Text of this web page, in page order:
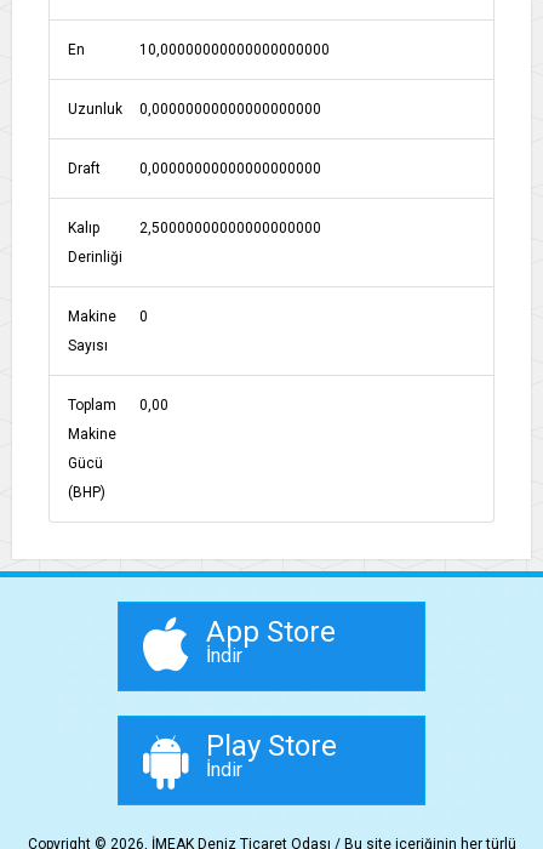
En 10,00000000000000000000
Uzunluk 0,00000000000000000000
Draft 0,00000000000000000000
Kalıp
Derinliği
2,50000000000000000000
Makine
Sayısı
0
Toplam
Makine
Gücü
(BHP)
0,00
App Store
İndir
Play Store
İndir
Copyright © 2026, İMEAK Deniz Ticaret Odası / Bu site içeriğinin her türlü